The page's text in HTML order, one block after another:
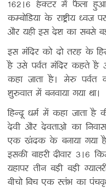
162।6 हेक्टर में फैला हुआ
कम्बोडिया के राष्ट्रीय ध्वज
और यही इस देश का सबसे
इस मंदिर को दो तरह के
है उसे पर्वत मंदिर कहते है
कहा जाता है। मेरु पर्वत
शुरुवात में बनवाया गया था।
हिन्दू धर्म में कहा जाता है
देवी और देवताओ का
एक खंदक के बनाया गया
इसकी बाहरी दीवार 3।6
यहापर तीन बड़ी बड़ी
बीचो बिच एक स्तंभ का